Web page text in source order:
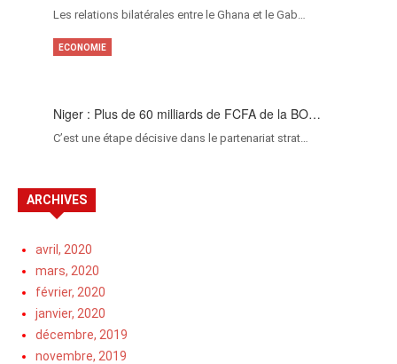
Les relations bilatérales entre le Ghana et le Gab…
Niger : Plus de 60 milliards de FCFA de la BO…
C’est une étape décisive dans le partenariat strat…
ECONOMIE
ARCHIVES
avril, 2020
mars, 2020
février, 2020
janvier, 2020
décembre, 2019
novembre, 2019